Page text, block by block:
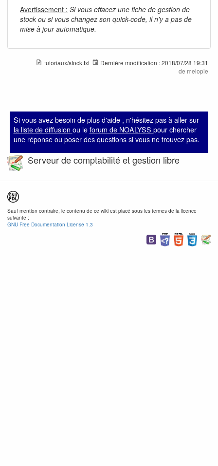
Avertissement : Si vous effacez une fiche de gestion de
stock ou si vous changez son quick-code, il n'y a pas de
mise à jour automatique.
tutoriaux/stock.txt Dernière modification :2018/07/28 19:31
de melopie
Si vous avez besoin de plus d'aide , n'hésitez pas à aller sur
la liste de diffusion ou le forum de NOALYSS pour chercher
une réponse ou poser des questions si vous ne trouvez pas.
Serveur de comptabilité et gestion libre
Sauf mention contraire, le contenu de ce wiki est placé sous les termes de la licence
suivante :
GNU Free Documentation License 1.3